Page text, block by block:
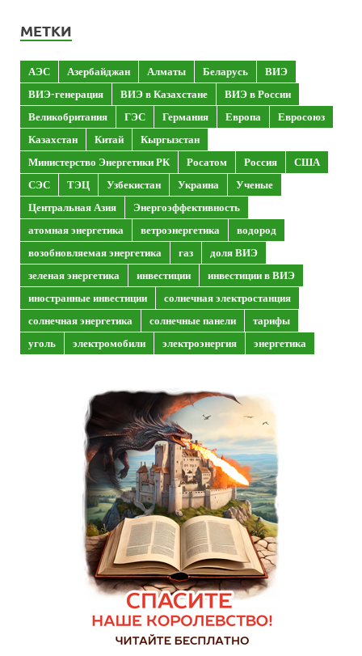
МЕТКИ
АЭС Азербайджан Алматы Беларусь
ВИЭ
ВИЭ-генерация
ВИЭ в Казахстане
ВИЭ в России
Великобритания
ГЭС Германия Европа
Евросоюз
Казахстан
Китай
Кыргызстан
Министерство Энергетики РК
Росатом Россия
США
СЭС
ТЭЦ Узбекистан Украина
Ученые
Центральная Азия
Энергоэффективность
атомная энергетика
ветроэнергетика
водород
возобновляемая энергетика
газ
доля ВИЭ
зеленая энергетика
инвестиции
инвестиции в ВИЭ
иностранные инвестиции
солнечная электростанция
солнечная энергетика
солнечные панели
тарифы
уголь
электромобили электроэнергия энергетика